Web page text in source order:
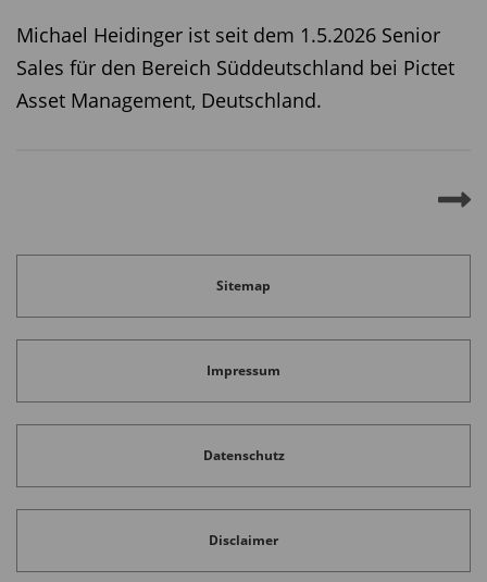
Michael Heidinger ist seit dem 1.5.2026 Senior
Sales für den Bereich Süddeutschland bei Pictet
Asset Management, Deutschland.
Sitemap
Impressum
Datenschutz
Disclaimer